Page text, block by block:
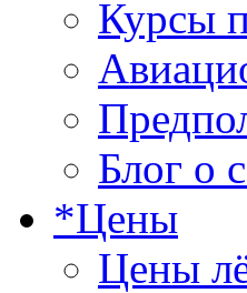
Курсы
Блог о
*Цены
Цены